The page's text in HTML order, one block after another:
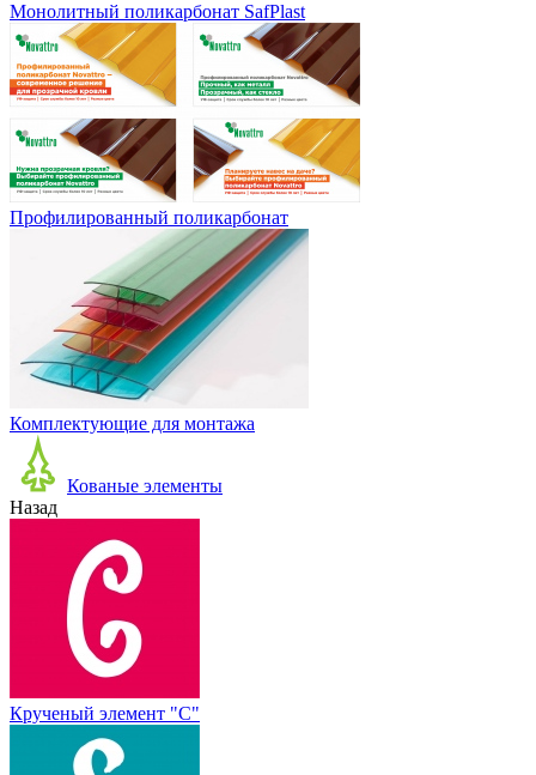
Монолитный поликарбонат SafPlast
Профилированный поликарбонат
Комплектующие для монтажа
Кованые элементы
Назад
Крученый элемент "С"